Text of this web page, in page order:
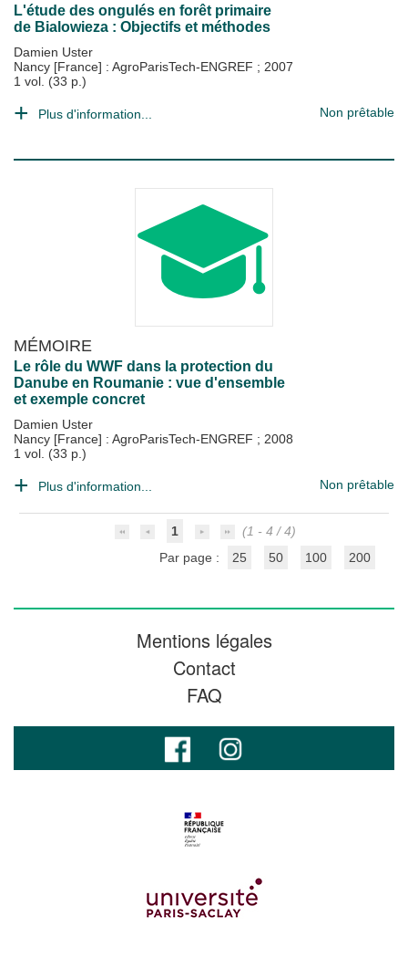
L'étude des ongulés en forêt primaire
de Bialowieza : Objectifs et méthodes
Damien Uster
Nancy [France] : AgroParisTech-ENGREF ; 2007
1 vol. (33 p.)
Plus d'information... Non prêtable
MÉMOIRE
Le rôle du WWF dans la protection du
Danube en Roumanie : vue d'ensemble
et exemple concret
Damien Uster
Nancy [France] : AgroParisTech-ENGREF ; 2008
1 vol. (33 p.)
Plus d'information... Non prêtable
1
(1 - 4 / 4)
Par page :
25 50 100 200
Mentions légales
Contact
FAQ